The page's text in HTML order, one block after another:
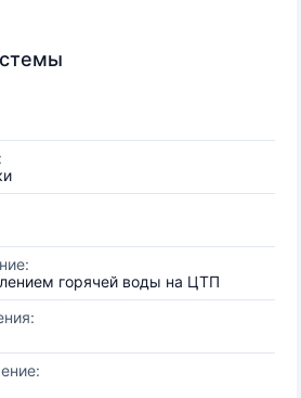
горячей воды на ЦТП